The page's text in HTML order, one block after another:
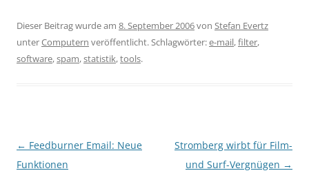
Dieser Beitrag wurde am 8. September 2006von Stefan Evertz
unterComputern veröffentlicht. Schlagwörter:e-mail,filter,
software,spam,statistik,tools.
Beitragsnavigation
← Feedburner Email: Neue
Funktionen
Stromberg wirbt für Film-
und Surf-Vergnügen →